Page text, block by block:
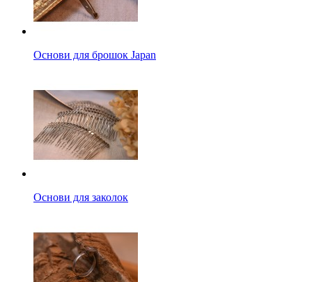
Основи для брошок Japan
Основи для заколок